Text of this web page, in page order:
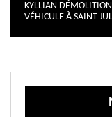
KYLLIAN
VÉHICULE À SAINT